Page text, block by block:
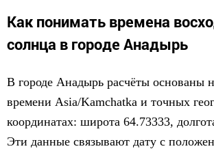
Как понимать времена
солнца в городе Анадырь
В городе Анадырь расчёты основаны
времени Asia/Kamchatka и точных
координатах: широта 64.73333,
Эти данные связывают дату с